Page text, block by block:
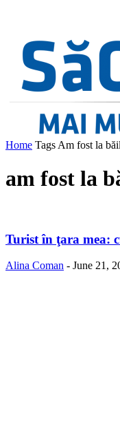
Home Tags Am fost la
am fost la
Turist în ţara mea:
Alina Coman - June 21,